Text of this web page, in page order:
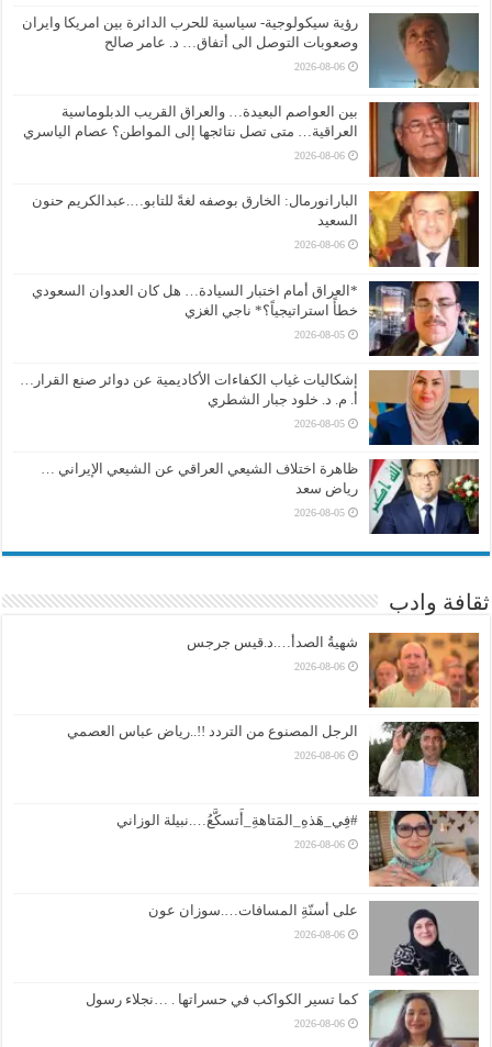
رؤية سيكولوجية- سياسية للحرب الدائرة بين امريكا وايران
وصعوبات التوصل الى أتفاق… د. عامر صالح
2026-08-06
بين العواصم البعيدة… والعراق القريب الدبلوماسية
العراقية… متى تصل نتائجها إلى المواطن؟ عصام الياسري
2026-08-06
البارانورمال: الخارق بوصفه لغةً للتابو….عبدالكريم حنون
السعيد
2026-08-06
*العراق أمام اختبار السيادة… هل كان العدوان السعودي
خطأً استراتيجياً؟* ناجي الغزي
2026-08-05
إشكاليات غياب الكفاءات الأكاديمية عن دوائر صنع القرار…
أ. م. د. خلود جبار الشطري
2026-08-05
ظاهرة اختلاف الشيعي العراقي عن الشيعي الإيراني …
رياض سعد
2026-08-05
ثقافة وادب
شهيةُ الصدأ….د.قيس جرجس
2026-08-06
الرجل المصنوع من التردد !!..رياض عباس العصمي
2026-08-06
#فِي_هَذهِ_المَتاهةِ_أَتسكَّعُ….نبيلة الوزاني
2026-08-06
على أسنّةِ المسافات….سوزان عون
2026-08-06
كما تسير الكواكب في حسراتها . …نجلاء رسول
2026-08-06